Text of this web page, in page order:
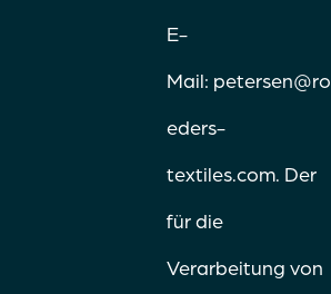
E-
Mail: petersen@ro
eders-
textiles.com. Der
für die
Verarbeitung von